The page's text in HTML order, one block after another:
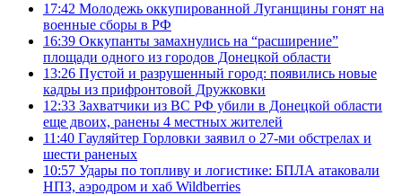
17:42 Молодежь оккупированной Луганщины гонят на
военные сборы в РФ
16:39 Оккупанты замахнулись на “расширение”
площади одного из городов Донецкой области
13:26 Пустой и разрушенный город: появились новые
кадры из прифронтовой Дружковки
12:33 Захватчики из ВС РФ убили в Донецкой области
еще двоих, ранены 4 местных жителей
11:40 Гауляйтер Горловки заявил о 27-ми обстрелах и
шести раненых
10:57 Удары по топливу и логистике: БПЛА атаковали
НПЗ, аэродром и хаб Wildberries